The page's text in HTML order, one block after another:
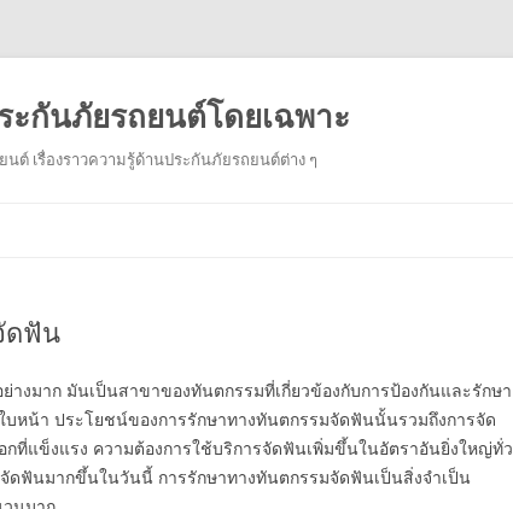
ะกันภัยรถยนต์โดยเฉพาะ
ต์ เรื่องราวความรู้ด้านประกันภัยรถยนต์ต่าง ๆ
ดฟัน
างมาก มันเป็นสาขาของทันตกรรมที่เกี่ยวข้องกับการป้องกันและรักษา
หน้า ประโยชน์ของการรักษาทางทันตกรรมจัดฟันนั้นรวมถึงการจัด
ที่แข็งแรง ความต้องการใช้บริการจัดฟันเพิ่มขึ้นในอัตราอันยิ่งใหญ่ทั่ว
ดฟันมากขึ้นในวันนี้ การรักษาทางทันตกรรมจัดฟันเป็นสิ่งจำเป็น